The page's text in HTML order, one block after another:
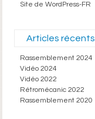
Site de WordPress-FR
Articles récents
Rassemblement 2024
Vidéo 2024
Vidéo 2022
Rétromécanic 2022
Rassemblement 2020